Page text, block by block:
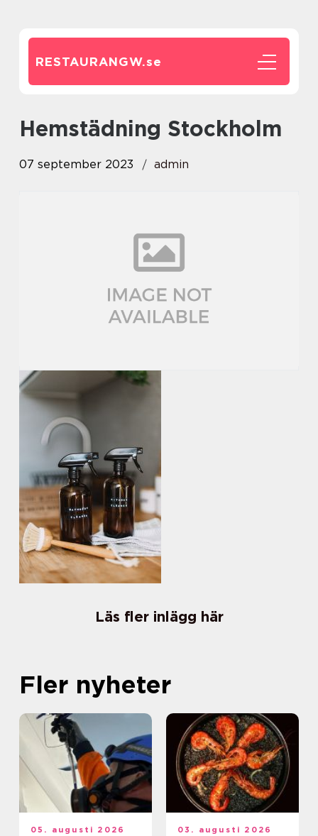
RESTAURANGW.se
hemstädning Stockholm
07 september 2023 admin
Läs fler inlägg här
Fler nyheter
05. augusti 2026 03. augusti 2026